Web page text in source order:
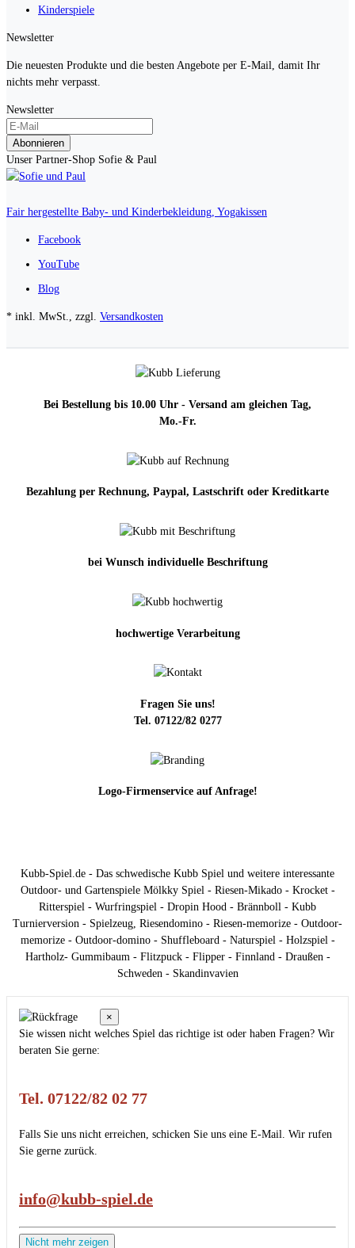
Kinderspiele
Newsletter
Die neuesten Produkte und die besten Angebote per E-Mail, damit Ihr
nichts mehr verpasst.
Newsletter
Abonnieren
Unser Partner-Shop Sofie & Paul
Fair hergestellte Baby- und Kinderbekleidung, Yogakissen
Facebook
YouTube
Blog
* inkl. MwSt., zzgl. Versandkosten
Bei Bestellung bis 10.00 Uhr - Versand am gleichen Tag,
Mo.-Fr.
Bezahlung per Rechnung, Paypal, Lastschrift oder Kreditkarte
bei Wunsch individuelle Beschriftung
hochwertige Verarbeitung
Fragen Sie uns!
Tel. 07122/82 0277
Logo-Firmenservice auf Anfrage!
Kubb-Spiel.de - Das schwedische Kubb Spiel und weitere interessante
Outdoor- und Gartenspiele Mölkky Spiel - Riesen-Mikado - Krocket -
Ritterspiel - Wurfringspiel - Dropin Hood - Brännboll - Kubb
Turnierversion - Spielzeug, Riesendomino - Riesen-memorize - Outdoor-
memorize - Outdoor-domino - Shuffleboard - Naturspiel - Holzspiel -
Hartholz- Gummibaum - Flitzpuck - Flipper - Finnland - Draußen -
Schweden - Skandinvavien
×
Sie wissen nicht welches Spiel das richtige ist oder haben Fragen? Wir
beraten Sie gerne:
Tel. 07122/82 02 77
Falls Sie uns nicht erreichen, schicken Sie uns eine E-Mail. Wir rufen
Sie gerne zurück.
info@kubb-spiel.de
Nicht mehr zeigen